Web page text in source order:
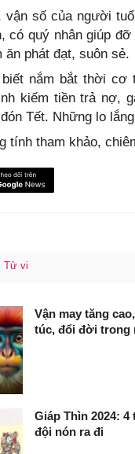
vận số của người
có quý nhân giúp
phát đạt, suôn sẻ.
nắm bắt thời
kiếm tiền trả nợ,
Tết. Những lo
tính tham khảo,
Tử vi
Vận may tăng
túc, đổi đời trong
Giáp Thìn 2024: 4
đội nón ra đi